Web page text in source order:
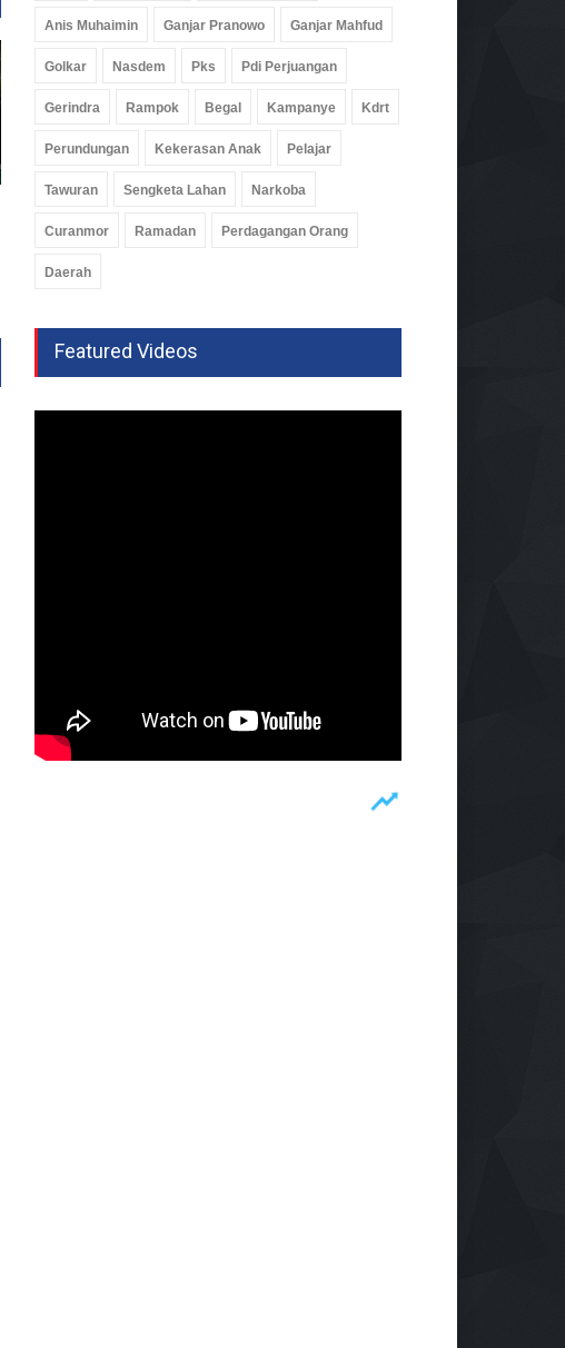
Kerja Sama Dengan Imigrasi
Lampung, Perkuat Pendataan
Anis Muhaimin Ganjar Pranowo Ganjar Mahfud
Golkar Nasdem Pks Pdi Perjuangan
Gerindra Rampok Begal Kampanye Kdrt
Perundungan Kekerasan Anak Pelajar
Tawuran Sengketa Lahan Narkoba
Curanmor Ramadan Perdagangan Orang
Daerah
Featured Videos